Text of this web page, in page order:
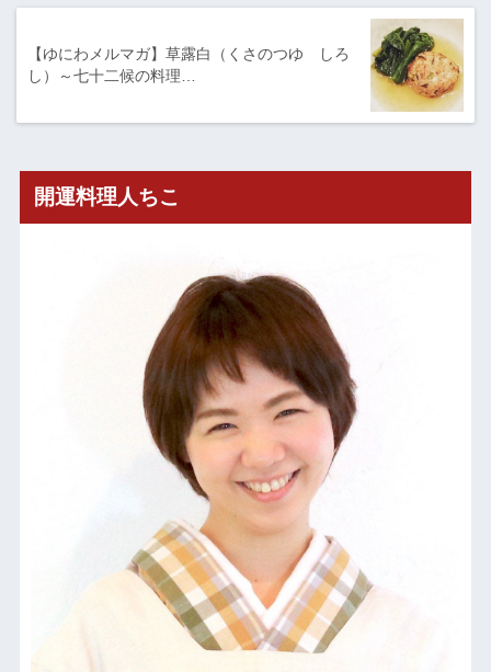
【ゆにわメルマガ】草露白（くさのつゆ しろ
し）～七十二候の料理…
開運料理人ちこ